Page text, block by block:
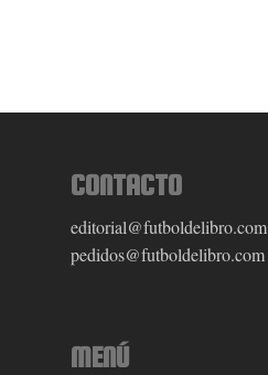
CONTACTO
editorial@futboldelibro.com
pedidos@futboldelibro.com
MENÚ